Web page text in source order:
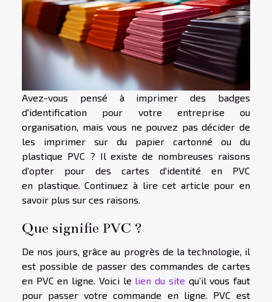
Avez-vous pensé à imprimer des badges
d'identification pour votre entreprise ou
organisation, mais vous ne pouvez pas décider de
les imprimer sur du papier cartonné ou du
plastique PVC ? Il existe de nombreuses raisons
d'opter pour des cartes d'identité en PVC
en plastique. Continuez à lire cet article pour en
savoir plus sur ces raisons.
Que signifie PVC ?
De nos jours, grâce au progrès de la technologie, il
est possible de passer des commandes de cartes
en PVC en ligne. Voici le lien du site qu’il vous faut
pour passer votre commande en ligne. PVC est